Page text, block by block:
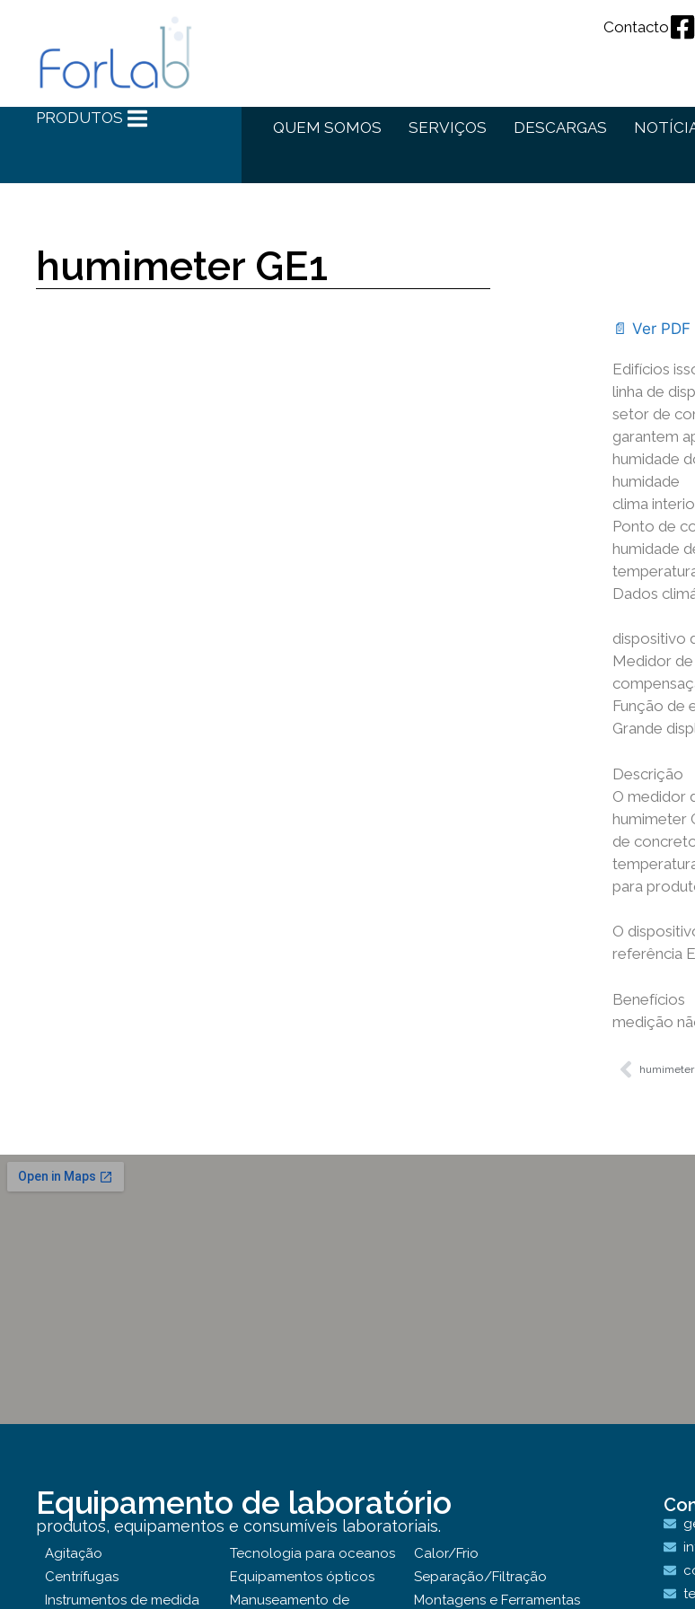
Contacto
PRODUTOS
QUEM SOMOS SERVIÇOS DESCARGAS
humimeter GE1
📄 Ver PDF
Edifícios
linha de
setor de
garantem
humidade
humidade
clima
Ponto de
humidade
Dados
dispositivo
Medidor
Função de
Grande
Descrição
O medidor
humimeter
de
para
O
referência
Benefícios
medição
humimeter
Equipamento de laboratório
produtos, equipamentos e consumíveis laboratoriais.
Agitação
Centrífugas
Instrumentos de medida
Tecnologia para oceanos
Equipamentos ópticos
Manuseamento de
Calor/Frio
Separação/Filtração
Montagens e Ferramentas